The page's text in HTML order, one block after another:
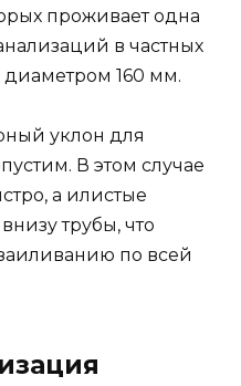
проживает одна
в частных
диаметром 160 мм.
уклон для
В этом случае
а илистые
трубы, что
по всей